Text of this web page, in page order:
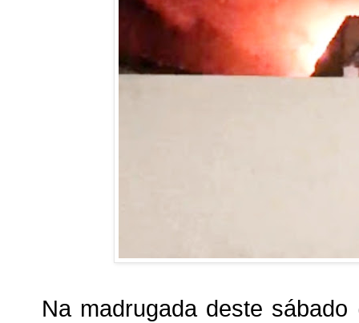
Na madrugada deste